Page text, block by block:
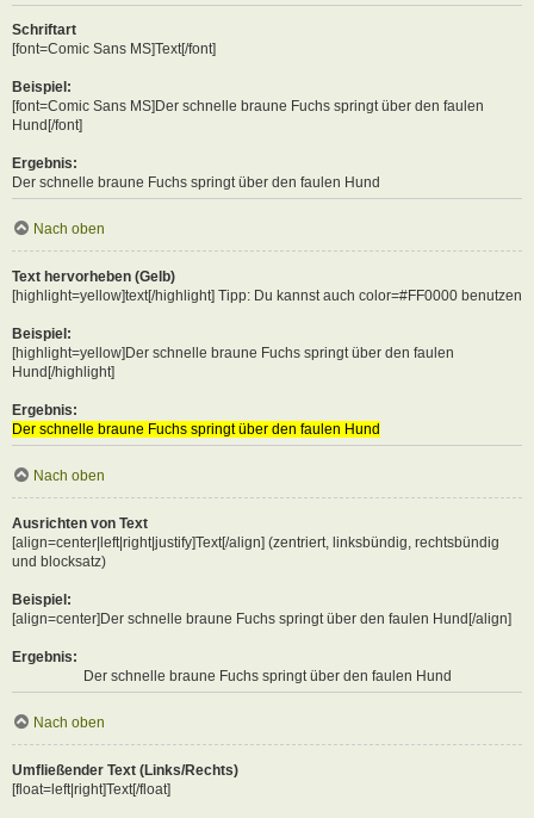
Schriftart
[font=Comic Sans MS]Text[/font]
Beispiel:
[font=Comic Sans MS]Der schnelle braune Fuchs springt über den faulen
Hund[/font]
Ergebnis:
Der schnelle braune Fuchs springt über den faulen Hund
Nach oben
Text hervorheben (Gelb)
[highlight=yellow]text[/highlight] Tipp: Du kannst auch color=#FF0000 benutzen
Beispiel:
[highlight=yellow]Der schnelle braune Fuchs springt über den faulen
Hund[/highlight]
Ergebnis:
Der schnelle braune Fuchs springt über den faulen Hund
Nach oben
Ausrichten von Text
[align=center|left|right|justify]Text[/align] (zentriert, linksbündig, rechtsbündig
und blocksatz)
Beispiel:
[align=center]Der schnelle braune Fuchs springt über den faulen Hund[/align]
Ergebnis:
Der schnelle braune Fuchs springt über den faulen Hund
Nach oben
Umfließender Text (Links/Rechts)
[float=left|right]Text[/float]